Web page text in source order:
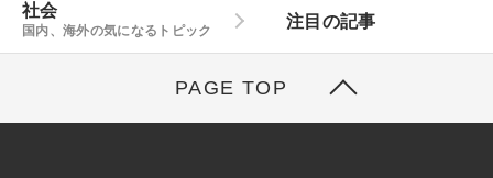
社会
国内、海外の気になるトピック
注目の記事
PAGE TOP